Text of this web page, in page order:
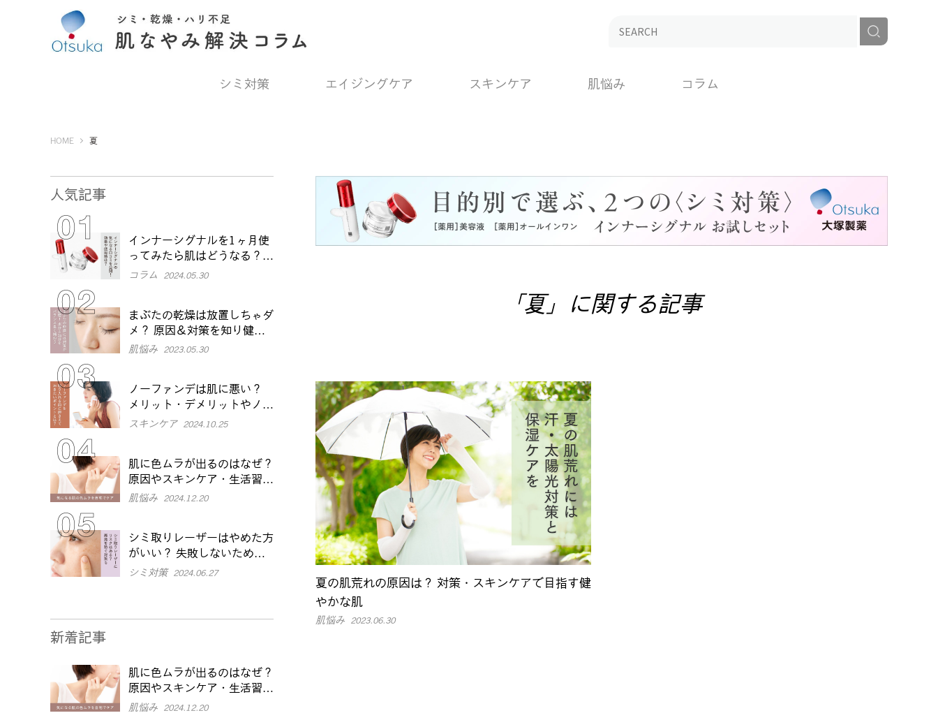
シミ対策 エイジングケア スキンケア 肌悩み コラム
HOMEOtsuka Pharmaceutical Co., Ltd.
夏
「夏」に関する記事
夏の肌荒れの原因は？ 対策・スキンケアで目指す健
やかな肌
肌悩み 2023.06.30
人気記事
インナーシグナルを1ヶ月使
ってみたら肌はどうなる？効
果や本音口コミをチェック
コラム 2024.05.30
まぶたの乾燥は放置しちゃダ
メ？ 原因＆対策を知り健や
かな目元に
肌悩み 2023.05.30
ノーファンデは肌に悪い？
メリット・デメリットやノー
ファンデのポイントを解説
スキンケア 2024.10.25
肌に色ムラが出るのはなぜ？
原因やスキンケア・生活習慣
での改善方法を解説
肌悩み 2024.12.20
シミ取りレーザーはやめた方
がいい？ 失敗しないために
知っておきたいメリット・デ
シミ対策 2024.06.27
新着記事
肌に色ムラが出るのはなぜ？
原因やスキンケア・生活習慣
での改善方法を解説
肌悩み 2024.12.20